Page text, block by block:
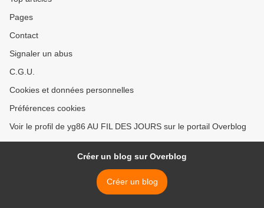
Pages
Contact
Signaler un abus
C.G.U.
Cookies et données personnelles
Préférences cookies
Voir le profil de yg86 AU FIL DES JOURS sur le portail Overblog
Créer un blog sur Overblog
Créer un blog